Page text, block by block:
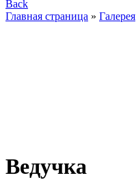
Back
Главная страница » Галерея
Ведучка